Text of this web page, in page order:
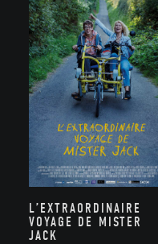
L’EXTRAORDINAIRE
VOYAGE DE MISTER
JACK